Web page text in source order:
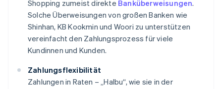
Shopping zumeist direkte Banküberweisungen.
Solche Überweisungen von großen Banken wie
Shinhan, KB Kookmin und Woori zu unterstützen
vereinfacht den Zahlungsprozess für viele
Kundinnen und Kunden.
Zahlungsflexibilität
Zahlungen in Raten – „Halbu“, wie sie in der